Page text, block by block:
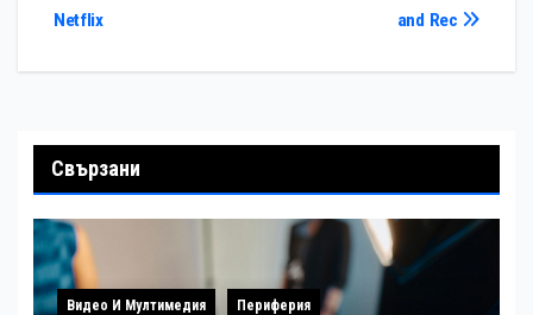
and Rec
Netflix
Свързани
Видео И Мултимедия Периферия